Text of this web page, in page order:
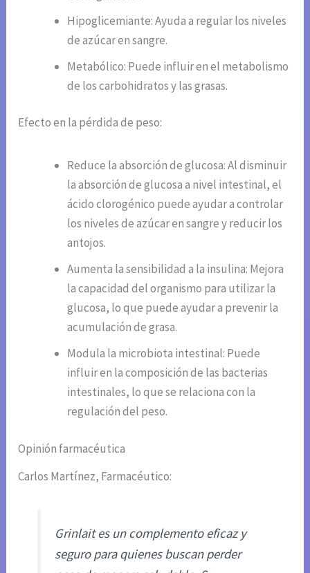
Hipoglicemiante: Ayuda a regular los niveles
de azúcar en sangre.
Metabólico: Puede influir en el metabolismo
de los carbohidratos y las grasas.
Efecto en la pérdida de peso:
Reduce la absorción de glucosa: Al disminuir
la absorción de glucosa a nivel intestinal, el
ácido clorogénico puede ayudar a controlar
los niveles de azúcar en sangre y reducir los
antojos.
Aumenta la sensibilidad a la insulina: Mejora
la capacidad del organismo para utilizar la
glucosa, lo que puede ayudar a prevenir la
acumulación de grasa.
Modula la microbiota intestinal: Puede
influir en la composición de las bacterias
intestinales, lo que se relaciona con la
regulación del peso.
Opinión farmacéutica
Carlos Martínez, Farmacéutico:
Grinlait es un complemento eficaz y
seguro para quienes buscan perder